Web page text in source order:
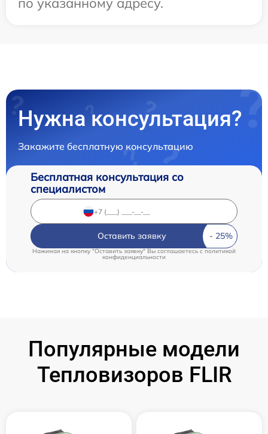
Нужна консультация?
Закажите бесплатную консультацию
Бесплатная консультация со
специалистом
Оставить заявку
Нажимая на кнопку "Оставить заявку" Вы соглашаетесь c политикой
конфиденциальности
Популярные модели
Тепловизоров FLIR